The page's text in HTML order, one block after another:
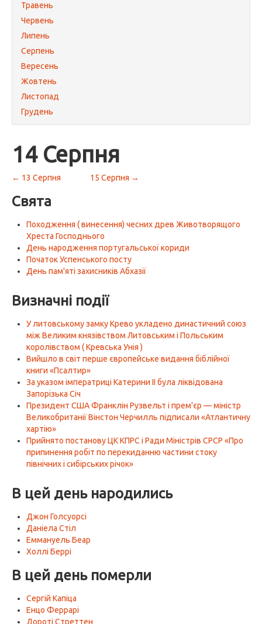
Травень
Червень
Липень
Серпень
Вересень
Жовтень
Листопад
Грудень
14 Серпня
← 13 Серпня 15 Серпня →
Свята
Походження ( винесення) чесних древ Животворящого
Хреста Господнього
День народження португальської кориди
Початок Успенського посту
День пам'яті захисників Абхазії
Визначні події
У литовському замку Крево укладено династичний союз
між Великим князівством Литовським і Польським
королівством ( Кревська Унія )
Вийшло в світ перше європейське видання біблійної
книги «Псалтир»
За указом імператриці Катерини II була ліквідована
Запорізька Січ
Президент США Франклін Рузвельт і прем'єр — міністр
Великобританії Вінстон Черчилль підписали «Атлантичну
хартію»
Прийнято постанову ЦК КПРС і Ради Міністрів СРСР «Про
припинення робіт по перекиданню частини стоку
північних і сибірських річок»
В цей день народились
Джон Голсуорсі
Даніела Стіл
Еммануель Беар
Холлі Беррі
В цей день померли
Сергій Капіца
Енцо Феррарі
Дороті Стреттен